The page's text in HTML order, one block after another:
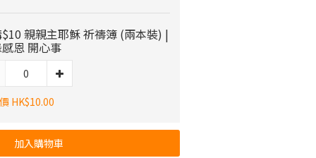
親親主耶穌 祈禱簿 (兩本裝) |
恩 開心事
HK$10.00
加入購物車